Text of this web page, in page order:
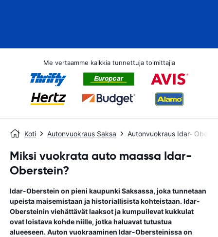
Me vertaamme kaikkia tunnettuja toimittajia
Koti Autonvuokraus Saksa Autonvuokraus Idar-
Miksi vuokrata auto maassa Idar-
Oberstein?
Idar-Oberstein on pieni kaupunki Saksassa, joka tunnetaan
upeista maisemistaan ​​ja historiallisista kohteistaan. Idar-
Obersteinin viehättävät laaksot ja kumpuilevat kukkulat
ovat loistava kohde niille, jotka haluavat tutustua
alueeseen. Auton vuokraaminen Idar-Obersteinissa on